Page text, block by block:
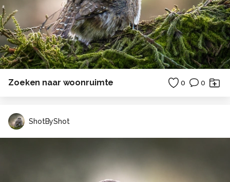
Zoeken naar woonruimte 0 0
ShotByShot